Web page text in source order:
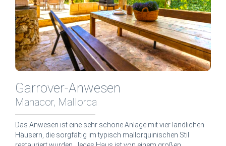
Garrover-Anwesen
Manacor, Mallorca
Das Anwesen ist eine sehr schöne Anlage mit vier ländlichen
Häusern, die sorgfältig im typisch mallorquinischen Stil